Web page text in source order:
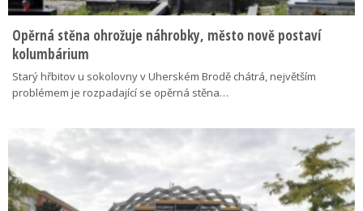
Opěrná stěna ohrožuje náhrobky, město nově postaví
kolumbárium
Starý hřbitov u sokolovny v Uherském Brodě chátrá, největším
problémem je rozpadající se opěrná stěna…